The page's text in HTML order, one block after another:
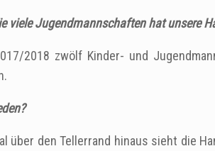
viele Jugendmannschaften hat unsere
2018 zwölf Kinder- und
über den Tellerrand hinaus‎ sieht die